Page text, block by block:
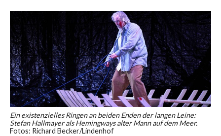
Ein existenzielles Ringen an beiden Enden der langen Leine:
Stefan Hallmayer als Hemingways alter Mann auf dem Meer.
Fotos: Richard Becker/Lindenhof